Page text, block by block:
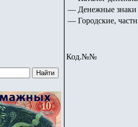
— Денежные знаки
— Городские,
Код.№№